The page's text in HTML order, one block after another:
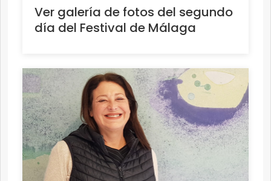
Ver galería de fotos del segundo
día del Festival de Málaga